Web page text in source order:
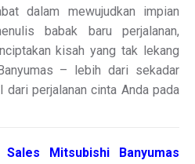
dalam mewujudkan impian
babak baru perjalanan,
kisah yang tak lekang
– lebih dari sekadar
dari perjalanan cinta Anda pada
Sales
Mitsubishi Banyumas